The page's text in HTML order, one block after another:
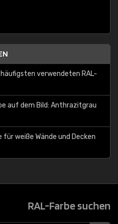
verwendeten RAL-
auf dem Bild: Anthrazitgrau
für weiße Wände und Decken
RAL-Farbe suchen